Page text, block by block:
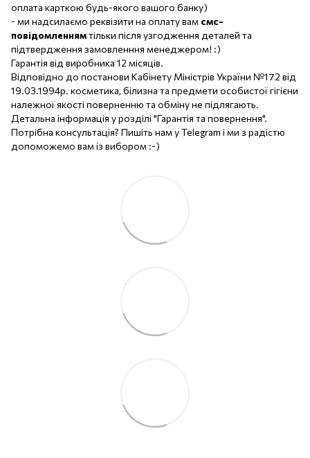
оплата карткою будь-якого вашого банку)
- ми надсилаємо реквізити на оплату вам смс-
повідомленнямтільки після узгодження деталей та
підтвердження замовленння менеджером! :)
Гарантія від виробника 12 місяців.
Відповідно до постанови Кабінету Міністрів України №172 від
19.03.1994р. косметика, білизна та предмети особистої гігієни
належної якості поверненню та обміну не підлягають.
Детальна інформація у розділі "Гарантія та повернення".
Потрібна консультація? Пишіть нам у Telegram і ми з радістю
допоможемо вам із вибором :-)